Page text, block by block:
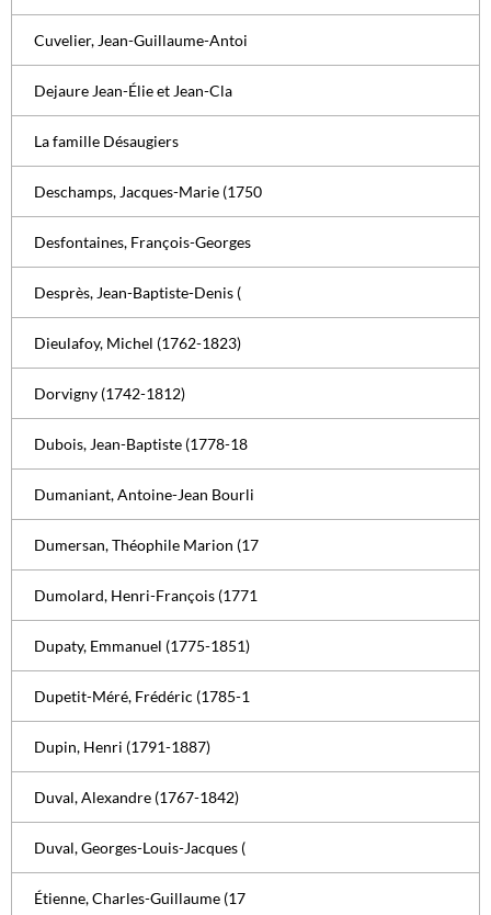
Cuvelier, Jean-Guillaume-Antoi
Dejaure Jean-Élie et Jean-Cla
La famille Désaugiers
Deschamps, Jacques-Marie (1750
Desfontaines, François-Georges
Desprès, Jean-Baptiste-Denis (
Dieulafoy, Michel (1762-1823)
Dorvigny (1742-1812)
Dubois, Jean-Baptiste (1778-18
Dumaniant, Antoine-Jean Bourli
Dumersan, Théophile Marion (17
Dumolard, Henri-François (1771
Dupaty, Emmanuel (1775-1851)
Dupetit-Méré, Frédéric (1785-1
Dupin, Henri (1791-1887)
Duval, Alexandre (1767-1842)
Duval, Georges-Louis-Jacques (
Étienne, Charles-Guillaume (17